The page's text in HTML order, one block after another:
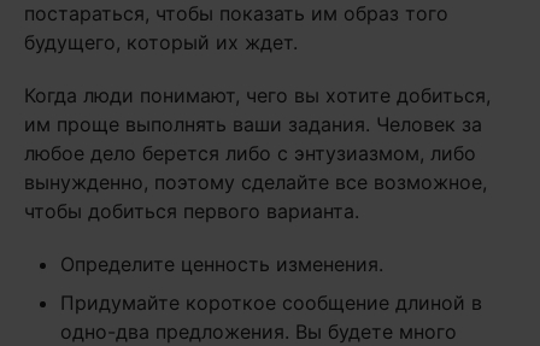
постараться, чтобы показать им образ того
будущего, который их ждет.
Когда люди понимают, чего вы хотите добиться,
им проще выполнять ваши задания. Человек за
любое дело берется либо с энтузиазмом, либо
вынужденно, поэтому сделайте все возможное,
чтобы добиться первого варианта.
Определите ценность изменения.
Придумайте короткое сообщение длиной в
одно-два предложения. Вы будете много